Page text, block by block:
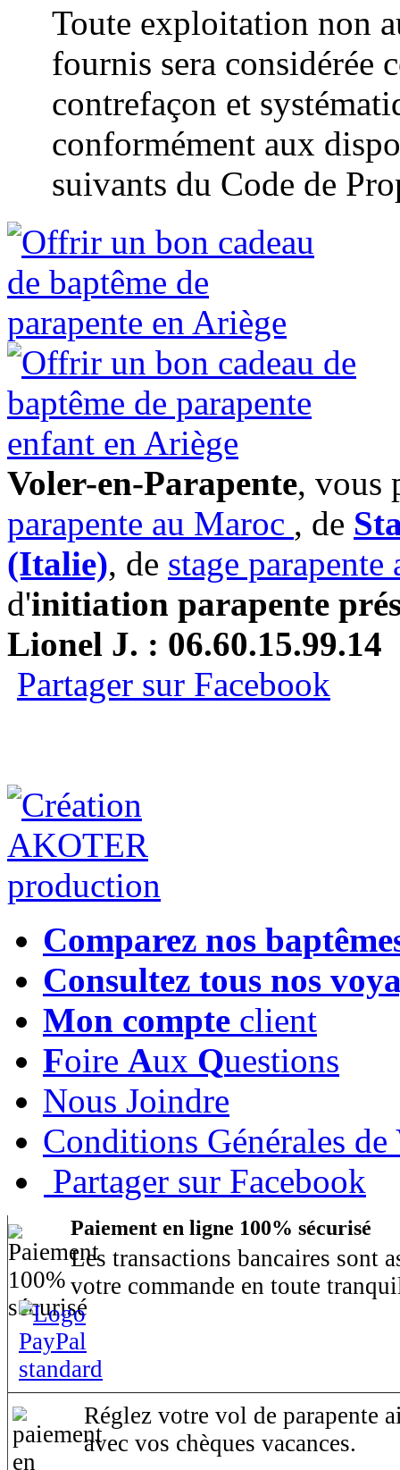
Toute exploitation non
fournis sera considérée
contrefaçon et
conformément aux
suivants du Code de
Voler-en-Parapente, vous
parapente au Maroc , de
(Italie), de stage
d'initiation parapente
Lionel J. : 06.60.15.99.14
Partager sur Facebook
Comparez nos
Consultez tous nos
Mon compte client
Foire Aux Questions
Nous Joindre
Conditions Générales de
Partager sur Facebook
Paiement en ligne 100% sécurisé
Les transactions bancaires sont
votre commande en toute
Réglez votre vol de parapente
avec vos chèques vacances.